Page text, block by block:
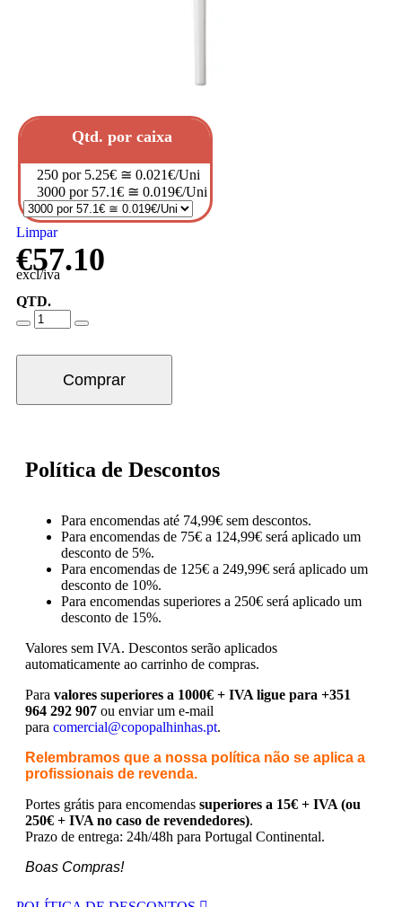
Qtd. por caixa
250 por 5.25€ ≅ 0.021€/Uni
3000 por 57.1€ ≅ 0.019€/Uni
Limpar
€57.10
excl/iva
QTD.
Comprar
Política de Descontos
Para encomendas até 74,99€ sem descontos.
Para encomendas de 75€ a 124,99€ será aplicado um
desconto de 5%.
Para encomendas de 125€ a 249,99€ será aplicado um
desconto de 10%.
Para encomendas superiores a 250€ será aplicado um
desconto de 15%.
Valores sem IVA. Descontos serão aplicados
automaticamente ao carrinho de compras.
Para valores superiores a 1000€ + IVA ligue para +351
964 292 907 ou enviar um e-mail
para comercial@copopalhinhas.pt.
Relembramos que a nossa política não se aplica a
profissionais de revenda.
Portes grátis para encomendas superiores a 15€ + IVA (ou
250€ + IVA no caso de revendedores).
Prazo de entrega: 24h/48h para Portugal Continental.
Boas Compras!